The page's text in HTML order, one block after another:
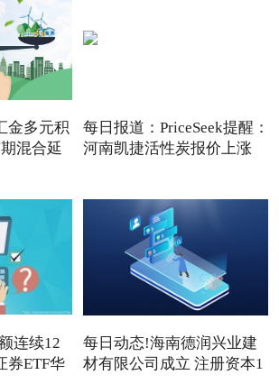
金多元积
混合延
每日报道：PriceSeek提醒：
河南凯捷活性炭报价上涨
连续12
券ETF华
每日动态!海南德润兴业建
材有限公司成立 注册资本1